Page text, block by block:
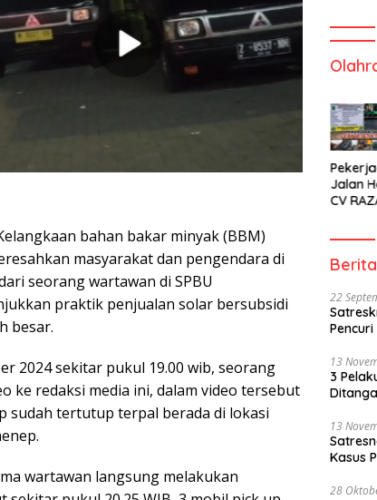
bahan bakar minyak (BBM)
masyarakat dan pengendara di
seorang wartawan di SPBU
praktik penjualan solar bersubsidi
besar.
2024 sekitar pukul 19.00 wib, seorang
ke redaksi media ini, dalam video tersebut
sudah tertutup terpal berada di lokasi
wartawan langsung melakukan
Jalan
CV
22
13
3
13
Kasus
28